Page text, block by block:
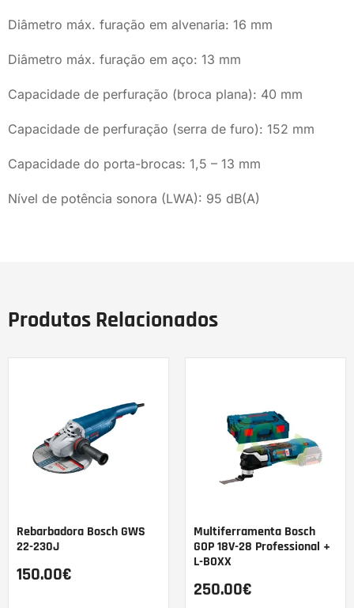
Diâmetro máx. furação em alvenaria: 16 mm
Diâmetro máx. furação em aço: 13 mm
Capacidade de perfuração (broca plana): 40 mm
Capacidade de perfuração (serra de furo): 152 mm
Capacidade do porta-brocas: 1,5 – 13 mm
Nível de potência sonora (LWA): 95 dB(A)
Produtos Relacionados
Rebarbadora Bosch GWS
22-230J
150.00€
Multiferramenta Bosch
GOP 18V-28 Professional +
L-BOXX
250.00€